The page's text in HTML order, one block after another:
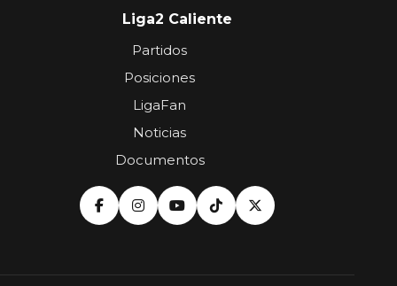
Liga2 Caliente
Partidos
Posiciones
LigaFan
Noticias
Documentos